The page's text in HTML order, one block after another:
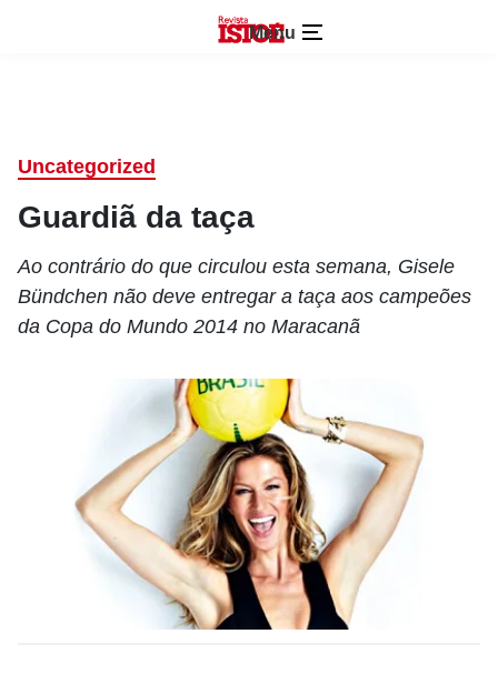
Menu
Uncategorized
Guardiã da taça
Ao contrário do que circulou esta semana, Gisele
Bündchen não deve entregar a taça aos campeões
da Copa do Mundo 2014 no Maracanã